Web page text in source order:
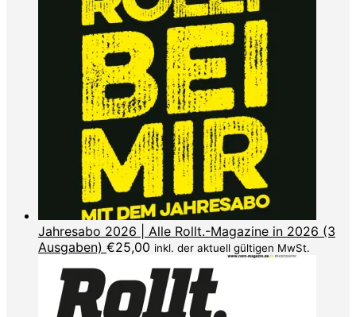
Jahresabo 2026 | Alle Rollt.-Magazine in 2026 (3
Ausgaben) €25,00 inkl. der aktuell gültigen MwSt.